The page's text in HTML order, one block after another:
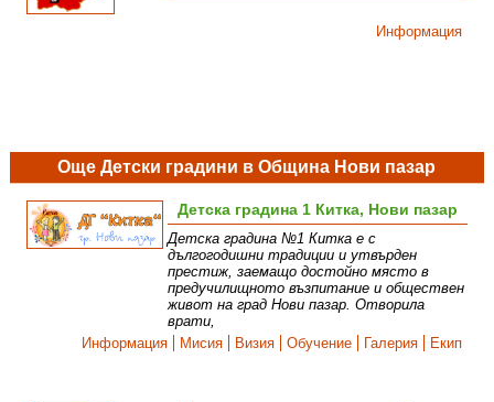
Информация
Още Детски градини в Община Нови пазар
Детска градина 1 Китка, Нови пазар
Детска градина №1 Китка е с
дългогодишни традиции и утвърден
престиж, заемащо достойно място в
предучилищното възпитание и обществен
живот на град Нови пазар. Отворила
врати,
Информация
Мисия Визия Обучение Галерия Екип